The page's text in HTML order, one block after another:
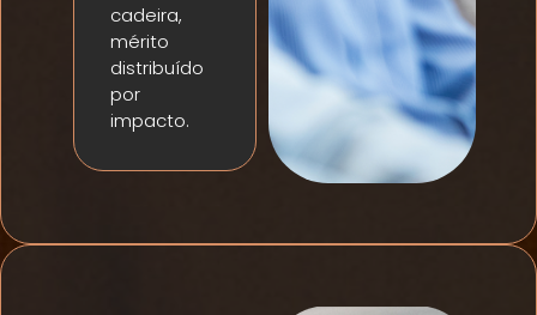
cadeira,
mérito
distribuído
por
impacto.